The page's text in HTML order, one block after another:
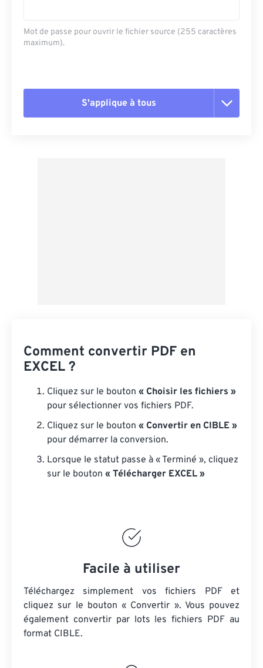
Mot de passe pour ouvrir le fichier source (255 caractères
maximum).
S'applique à tous
Comment convertir PDF en
EXCEL ?
Cliquez sur le bouton « Choisir les fichiers »
pour sélectionner vos fichiers PDF.
Cliquez sur le bouton « Convertir en CIBLE »
pour démarrer la conversion.
Lorsque le statut passe à « Terminé », cliquez
sur le bouton « Télécharger EXCEL »
Facile à utiliser
Téléchargez simplement vos fichiers PDF et
cliquez sur le bouton « Convertir ». Vous pouvez
également convertir par lots les fichiers PDF au
format CIBLE.